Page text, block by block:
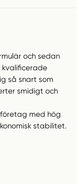
och sedan
kvalificerade
så snart som
smidigt och
med hög
stabilitet.